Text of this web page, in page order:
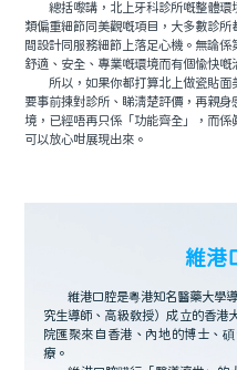
總括嚟講，北上牙科診所嘅整體環
類偏重細節同美觀嘅項目，大多數診
間設計同服務細節上落足心機。無論
舒適、安全、專業嘅環境而有個愉快嘅
所以，如果你都打算北上做瓷貼面
要事前揀對診所、睇清楚評價，再親
境，已經唔再只係「功能齊全」，而
可以放心咁展現出來。
維港
維港口腔是粵港知名醫藥大學
究生導師、高級教授）成立的香港
院匯聚來自香港、內地的博士、
療。